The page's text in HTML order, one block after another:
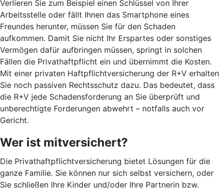
Verlieren Sie zum Beispiel einen Schlüssel von Ihrer
Arbeitsstelle oder fällt Ihnen das Smartphone eines
Freundes herunter, müssen Sie für den Schaden
aufkommen. Damit Sie nicht Ihr Erspartes oder sonstiges
Vermögen dafür aufbringen müssen, springt in solchen
Fällen die Privathaftpflicht ein und übernimmt die Kosten.
Mit einer privaten Haftpflichtversicherung der R+V erhalten
Sie noch passiven Rechtsschutz dazu. Das bedeutet, dass
die R+V jede Schadensforderung an Sie überprüft und
unberechtigte Forderungen abwehrt – notfalls auch vor
Gericht.
Wer ist mitversichert?
Die Privathaftpflichtversicherung bietet Lösungen für die
ganze Familie. Sie können nur sich selbst versichern, oder
Sie schließen Ihre Kinder und/oder Ihre Partnerin bzw.